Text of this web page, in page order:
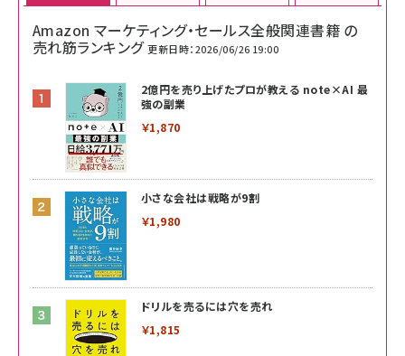
Amazon マーケティング・セールス全般関連書籍 の
売れ筋ランキング 更新日時：2026/06/26 19:00
2億円を売り上げたプロが教える note×AI 最
強の副業
￥1,870
小さな会社は戦略が9割
￥1,980
ドリルを売るには穴を売れ
￥1,815